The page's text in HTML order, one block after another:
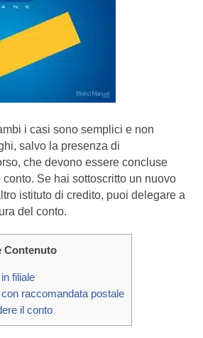
i casi sono semplici e non
salvo la presenza di
che devono essere concluse
Se hai sottoscritto un nuovo
istituto di credito, puoi delegare a
del conto.
Contenuto
filiale
raccomandata postale
il conto